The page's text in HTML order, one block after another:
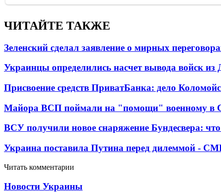
ЧИТАЙТЕ ТАКЖЕ
Зеленский сделал заявление о мирных
Украинцы определились насчет вывода войск из
Присвоение средств ПриватБанка: дело
Майора ВСП поймали на "помощи" военному в
ВСУ получили новое снаряжение Бундесвера:
Украина поставила Путина перед дилеммой -
Читать комментарии
Новости Украины